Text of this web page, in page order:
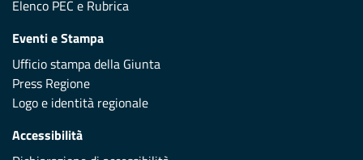
Elenco PEC e Rubrica
Eventi e Stampa
Ufficio stampa della Giunta
Press Regione
Logo e identità regionale
Accessibilità